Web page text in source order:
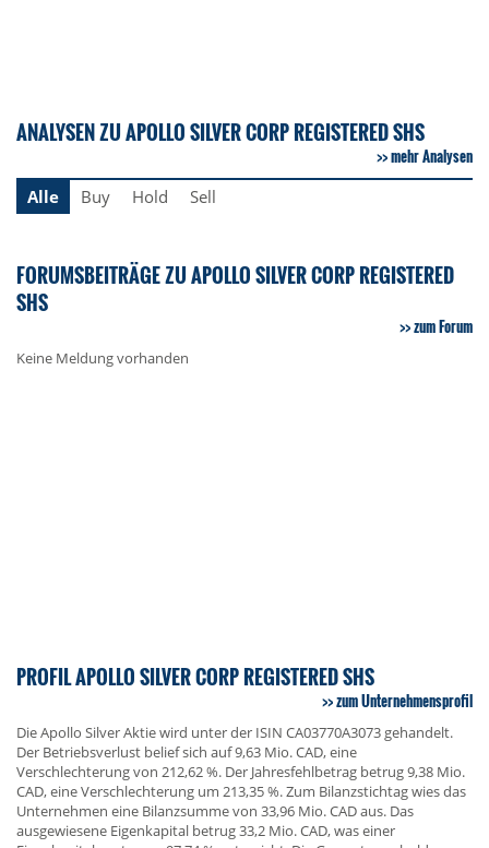
ANALYSEN ZU APOLLO SILVER CORP REGISTERED SHS
mehr Analysen
Alle
Buy Hold Sell
FORUMSBEITRÄGE ZU APOLLO SILVER CORP REGISTERED
SHS
zum Forum
Keine Meldung vorhanden
PROFIL APOLLO SILVER CORP REGISTERED SHS
zum Unternehmensprofil
Die Apollo Silver Aktie wird unter der ISIN CA03770A3073 gehandelt.
Der Betriebsverlust belief sich auf 9,63 Mio. CAD, eine
Verschlechterung von 212,62 %. Der Jahresfehlbetrag betrug 9,38 Mio.
CAD, eine Verschlechterung um 213,35 %. Zum Bilanzstichtag wies das
Unternehmen eine Bilanzsumme von 33,96 Mio. CAD aus. Das
ausgewiesene Eigenkapital betrug 33,2 Mio. CAD, was einer